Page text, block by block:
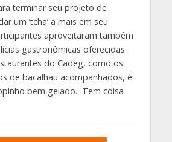
terminar seu projeto de
um ‘tchã’ a mais em seu
aproveitaram também
gastronômicas oferecidas
do Cadeg, como os
de bacalhau acompanhados, é
bem gelado. Tem coisa